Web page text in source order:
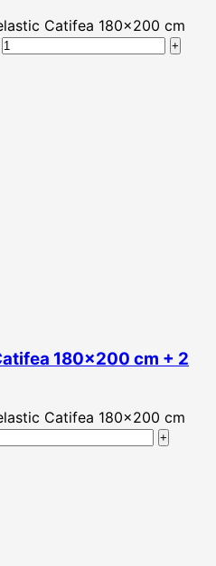
Catifea 180×200 cm
180×200 cm + 2
Catifea 180×200 cm